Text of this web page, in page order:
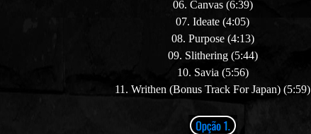
06. Canvas (6:39)
07. Ideate (4:05)
08. Purpose (4:13)
09. Slithering (5:44)
10. Savia (5:56)
11. Writhen (Bonus Track For Japan) (5:59)